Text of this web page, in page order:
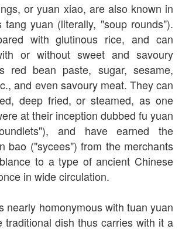
or yuan xiao, are also known in
yuan (literally, "soup rounds").
with glutinous rice, and can
or without sweet and savoury
red bean paste, sugar, sesame,
and even savoury meat. They can
deep fried, or steamed, as one
at their inception dubbed fu yuan
and have earned the
bao ("sycees") from the merchants
to a type of ancient Chinese
in wide circulation.
nearly homonymous with tuan yuan
traditional dish thus carries with it a